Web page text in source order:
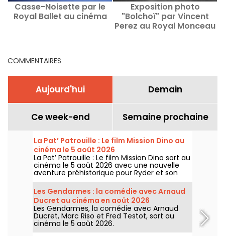
Casse-Noisette par le
Royal Ballet au cinéma
Exposition photo
"Bolchoï" par Vincent
Perez au Royal Monceau
COMMENTAIRES
Aujourd'hui Demain
Ce week-end Semaine prochaine
La Pat’ Patrouille : Le film Mission Dino au
cinéma le 5 août 2026
La Pat’ Patrouille : Le film Mission Dino sort au
cinéma le 5 août 2026 avec une nouvelle
aventure préhistorique pour Ryder et son
équipe.
Les Gendarmes : la comédie avec Arnaud
Ducret au cinéma en août 2026
Les Gendarmes, la comédie avec Arnaud
Ducret, Marc Riso et Fred Testot, sort au
cinéma le 5 août 2026.